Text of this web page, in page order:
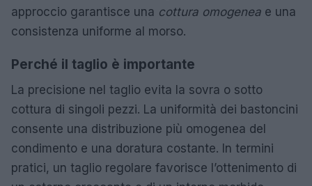
approccio garantisce una cottura omogenea e una
consistenza uniforme al morso.
Perché il taglio è importante
La precisione nel taglio evita la sovra o sotto
cottura di singoli pezzi. La uniformità dei bastoncini
consente una distribuzione più omogenea del
condimento e una doratura costante. In termini
pratici, un taglio regolare favorisce l’ottenimento di